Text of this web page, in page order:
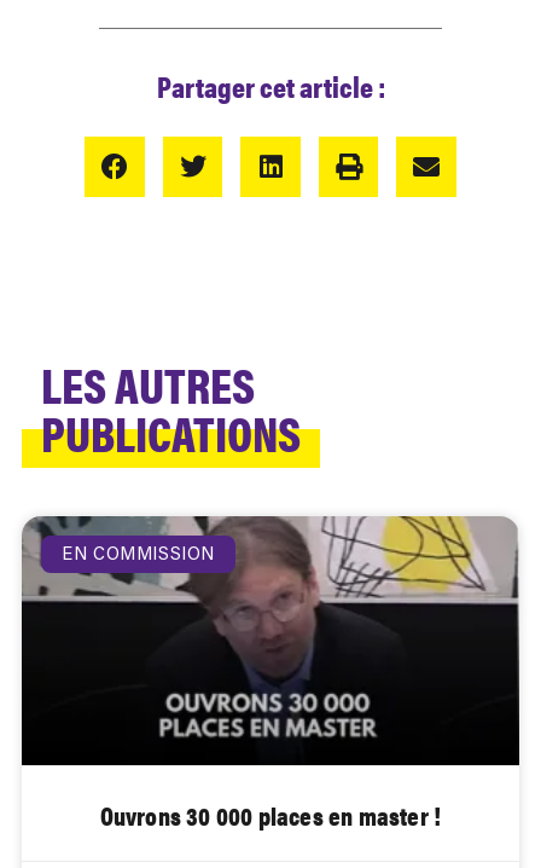
Partager cet article :
LES AUTRES
PUBLICATIONS
EN COMMISSION
Ouvrons 30 000 places en master !